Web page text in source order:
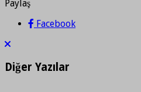
Paylaş
Paylaş
Facebook
Diğer Yazılar